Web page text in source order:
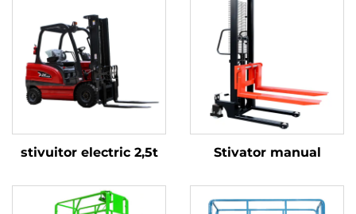
stivuitor electric 2,5t Stivator manual